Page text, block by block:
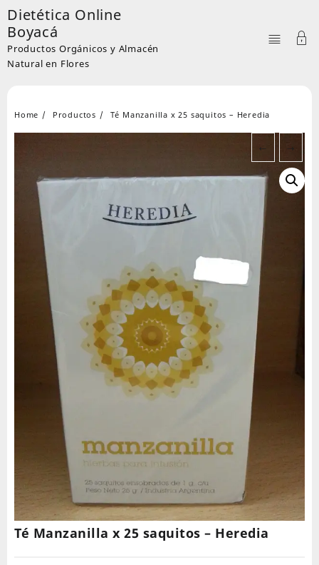
Skip
to
content
Dietética Online
Boyacá
Productos Orgánicos y Almacén
Natural en Flores
Home Productos Té Manzanilla x 25 saquitos – Heredia
← →
Té Manzanilla x 25 saquitos – Heredia